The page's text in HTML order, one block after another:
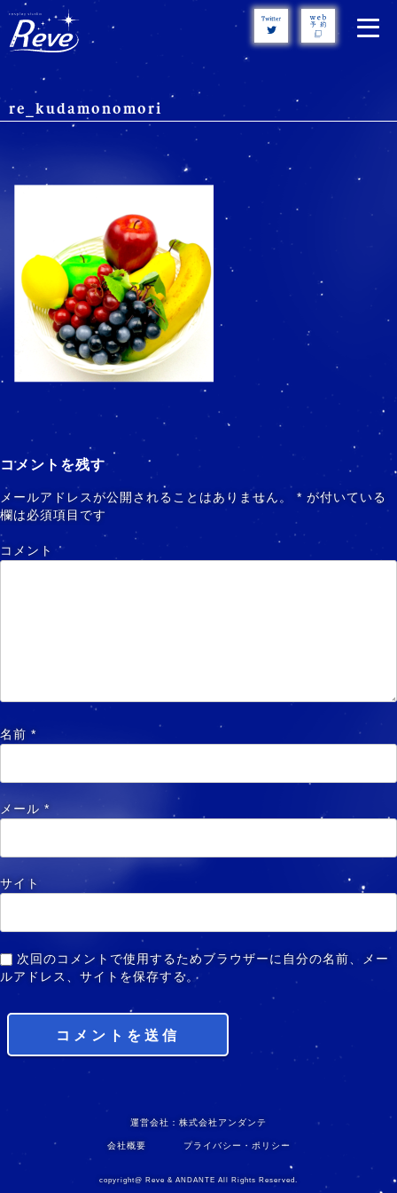
Skip
to
content
re_kudamonomori
コメントを残す
メールアドレスが公開されることはありません。 * が付いている
欄は必須項目です
コメント
名前 *
メール *
サイト
次回のコメントで使用するためブラウザーに自分の名前、メー
ルアドレス、サイトを保存する。
運営会社：株式会社アンダンテ
会社概要 プライバシー・ポリシー
copyright@ Reve & ANDANTE All Rights Reserved.